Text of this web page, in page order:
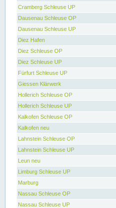
Cramberg Schleuse UP
Dausenau Schleuse OP
Dausenau Schleuse UP
Diez Hafen
Diez Schleuse OP
Diez Schleuse UP
Fürfurt Schleuse UP
Giessen Klärwerk
Hollerich Schleuse OP
Hollerich Schleuse UP
Kalkofen Schleuse OP
Kalkofen neu
Lahnstein Schleuse OP
Lahnstein Schleuse UP
Leun neu
Limburg Schleuse UP
Marburg
Nassau Schleuse OP
Nassau Schleuse UP